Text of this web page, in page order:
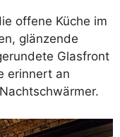
offene Küche im
glänzende
Glasfront
erinnert an